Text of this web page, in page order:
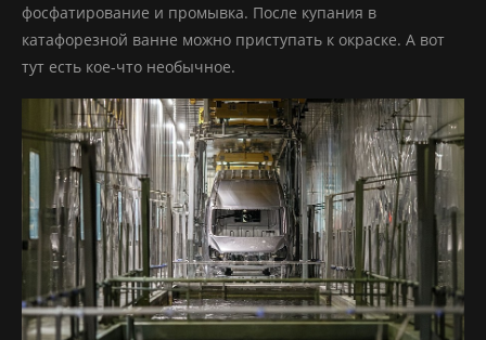
фосфатирование и промывка. После купания в
катафорезной ванне можно приступать к окраске. А вот
тут есть кое-что необычное.